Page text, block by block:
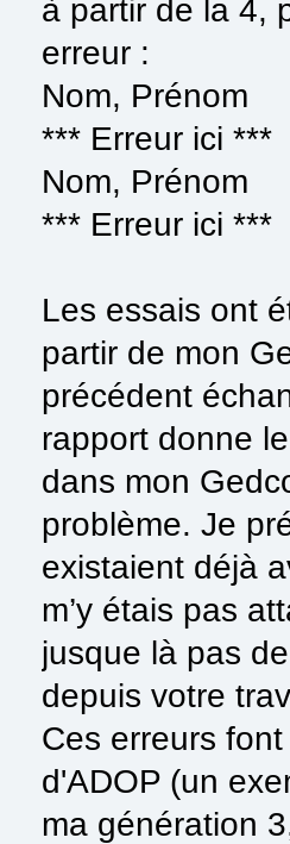
à partir de la 4,
erreur :
Nom, Prénom
*** Erreur ici ***
Nom, Prénom
*** Erreur ici ***
Les essais ont
partir de mon
précédent
rapport donne
dans mon
problème. Je
existaient déjà
m’y étais pas
jusque là pas
depuis votre
Ces erreurs
d'ADOP (un
ma génération